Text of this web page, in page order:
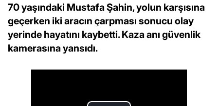
70 yaşındaki Mustafa Şahin, yolun karşısına
geçerken iki aracın çarpması sonucu olay
yerinde hayatını kaybetti. Kaza anı güvenlik
kamerasına yansıdı.